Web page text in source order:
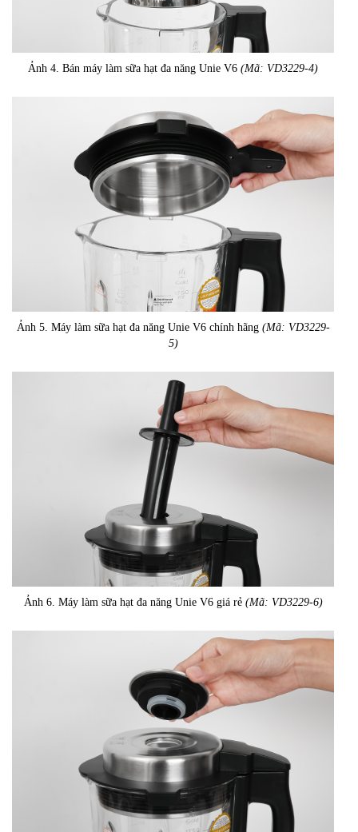
Ảnh 4. Bán máy làm sữa hạt đa năng Unie V6 (Mã: VD3229-4)
Ảnh 5. Máy làm sữa hạt đa năng Unie V6 chính hãng (Mã: VD3229-
5)
Ảnh 6. Máy làm sữa hạt đa năng Unie V6 giá rẻ (Mã: VD3229-6)